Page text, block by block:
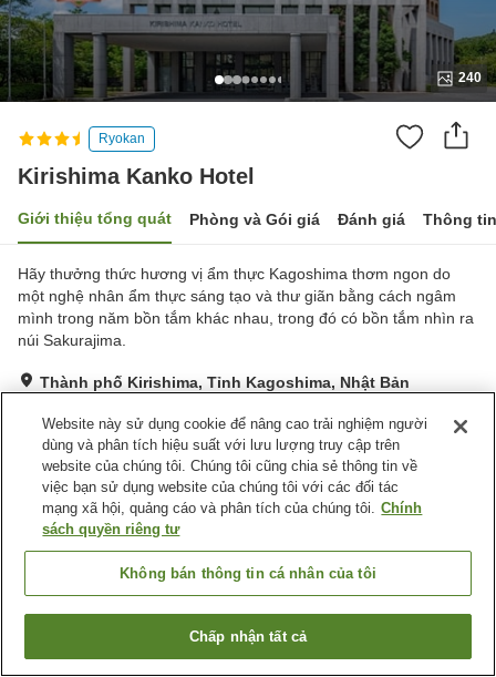
240
Ryokan
Kirishima Kanko Hotel
Giới thiệu tổng quát Phòng và Gói giá Đánh giá Thông
Hãy thưởng thức hương vị ẩm thực Kagoshima thơm ngon do
một nghệ nhân ẩm thực sáng tạo và thư giãn bằng cách ngâm
mình trong năm bồn tắm khác nhau, trong đó có bồn tắm nhìn ra
núi Sakurajima.
Thành phố Kirishima, Tỉnh Kagoshima, Nhật Bản
Tuyệt vời Đánh giá:609 lượt
Tiện nghi chỗ nghỉ
Bãi đỗ xe
Trang chủ Nhật Bản Tỉnh Kagoshima
Thành phố Kirishima
Tìm phòng trống
Website này sử dụng cookie để nâng cao trải nghiệm người
dùng và phân tích hiệu suất với lưu lượng truy cập trên
website của chúng tôi. Chúng tôi cũng chia sẻ thông tin về
việc bạn sử dụng website của chúng tôi với các đối tác
mạng xã hội, quảng cáo và phân tích của chúng tôi. Chính
sách quyền riêng tư
Không bán thông tin cá nhân của tôi
Chấp nhận tất cả